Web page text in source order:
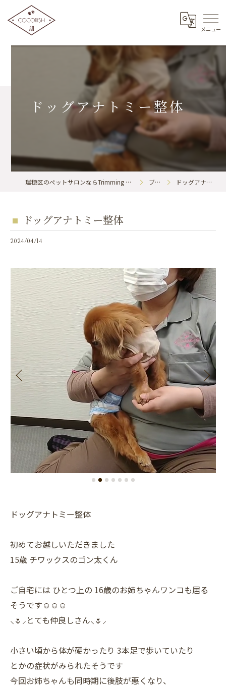
ドッグアナトミー整体
瑞穂区のペットサロンならTrimming & BodyCare COCORISH ブログ ドッグアナトミー整体
ドッグアナトミー整体
2024/04/14
ドッグアナトミー整体
初めてお越しいただきました
15歳 チワックスのゴン太くん
ご自宅には ひとつ上の 16歳のお姉ちゃんワンコも居る
そうです☺☺☺
⸜🌷︎⸝とても仲良しさん⸜🌷︎⸝
小さい頃から体が硬かったり 3本足で歩いていたり
とかの症状がみられたそうです
今回お姉ちゃんも同時期に後肢が悪くなり、